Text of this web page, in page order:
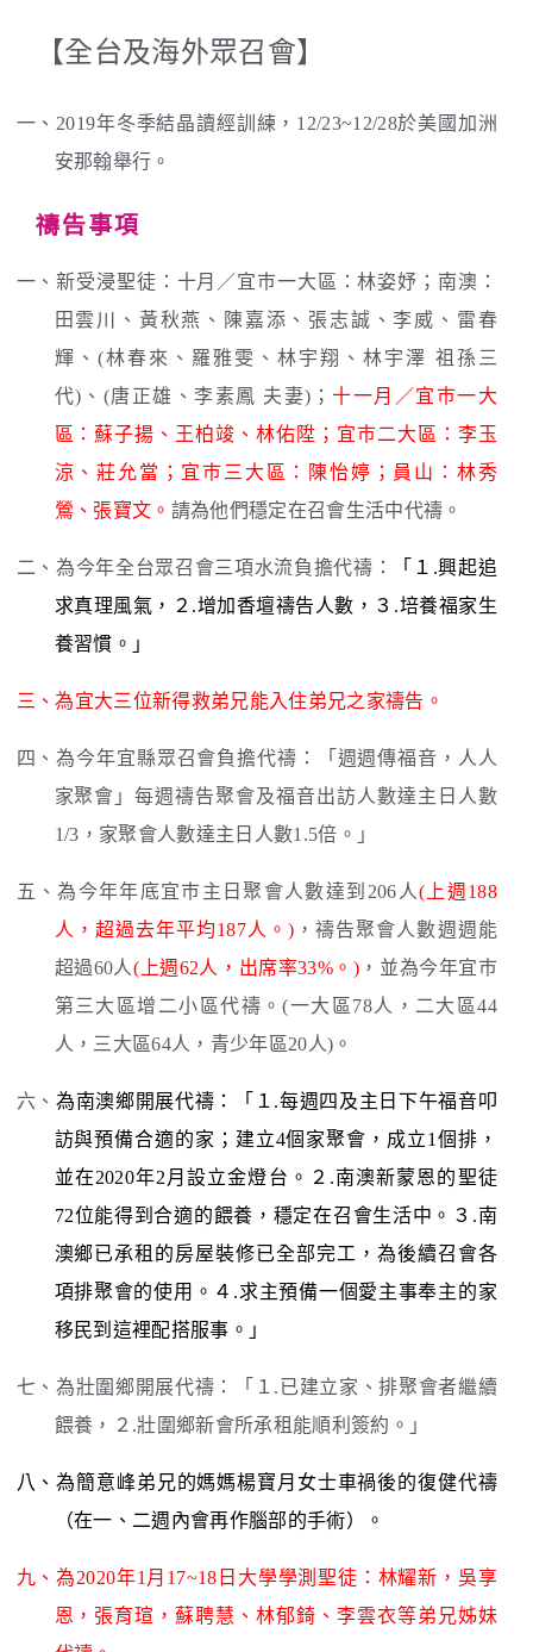
【全台及海外眾召會】
一、2019年冬季結晶讀經訓練，12/23~12/28於美國加洲
安那翰舉行。
禱告事項
一、新受浸聖徒：十月／宜巿一大區：林姿妤；南澳：
田雲川、黃秋燕、陳嘉添、張志誠、李威、雷春
輝、(林春來、羅雅雯、林宇翔、林宇澤 祖孫三
代)、(唐正雄、李素鳳 夫妻)； 十一月／宜巿一大
區：蘇子揚、王柏竣、林佑陞；宜巿二大區：李玉
涼、莊允當；宜巿三大區：陳怡婷；員山：林秀
鶯、張寶文。 請為他們穩定在召會生活中代禱。
二、為今年全台眾召會三項水流負擔代禱：
「１.興起追
求真理風氣，２.增加香壇禱告人數，３.培養福家生
養習慣。」
三、為宜大三位新得救弟兄能入住弟兄之家禱告。
四、為今年宜縣眾召會負擔代禱：「週週傳福音，人人
家聚會」每週禱告聚會及福音出訪人數達主日人數
1/3，家聚會人數達主日人數1.5倍。」
五、為今年年底宜巿主日聚會人數達到206人(上週188
人，超過去年平均187人。) ，禱告聚會人數週週能
超過60人(上週62人，出席率33%。) ，並為今年宜巿
第三大區增二小區代禱。(一大區78人，二大區44
人，三大區64人，青少年區20人)。
六、 為南澳鄉開展代禱：「１.每週四及主日下午福音叩
訪與預備合適的家；建立4個家聚會，成立1個排，
並在2020年2月設立金燈台。２.南澳新蒙恩的聖徒
72位能得到合適的餵養，穩定在召會生活中。３.南
澳鄉已承租的房屋裝修已全部完工，為後續召會各
項排聚會的使用。４.求主預備一個愛主事奉主的家
移民到這裡配搭服事。」
七、為壯圍鄉開展代禱：「１.已建立家、排聚會者繼續
餵養，２.壯圍鄉新會所承租能順利簽約。」
八、為簡意峰弟兄的媽媽楊寶月女士車禍後的復健代禱
（在一、二週內會再作腦部的手術）。
九、為2020年1月17~18日大學學測聖徒：林耀新，吳享
恩，張育瑄，蘇聘慧、林郁錡、李雲衣等弟兄姊妹